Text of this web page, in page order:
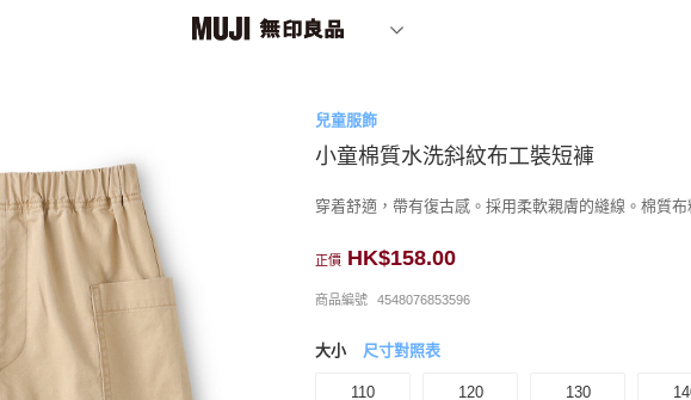
兒童服飾
小童棉質水洗斜紋布工裝短褲
穿着舒適，帶有復古感。採用柔軟親膚的縫線。棉質布
正價 HK$158.00
商品編號 4548076853596
大小 尺寸對照表
110 120 130